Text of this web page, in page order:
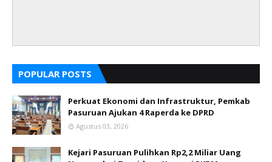
POPULAR POSTS
Perkuat Ekonomi dan Infrastruktur, Pemkab
Pasuruan Ajukan 4 Raperda ke DPRD
Agustus 03, 2026
Kejari Pasuruan Pulihkan Rp2,2 Miliar Uang